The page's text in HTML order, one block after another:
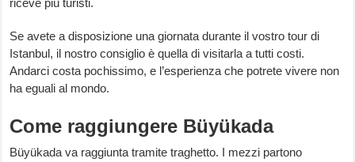
riceve più turisti.
Se avete a disposizione una giornata durante il vostro tour di
Istanbul, il nostro consiglio è quella di visitarla a tutti costi.
Andarci costa pochissimo, e l’esperienza che potrete vivere non
ha eguali al mondo.
Come raggiungere Büyükada
Büyükada va raggiunta tramite traghetto. I mezzi partono